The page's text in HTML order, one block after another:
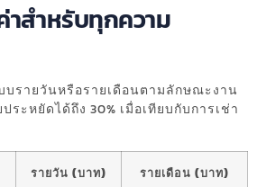
สำหรับทุกความ
บรายวันหรือรายเดือนตามลักษณะงาน
ระหยัดได้ถึง 30% เมื่อเทียบกับการเช่า
รายวัน (บาท) รายเดือน (บาท)